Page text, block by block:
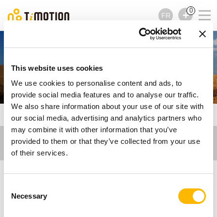
This website uses cookies
We use cookies to personalise content and ads, to
provide social media features and to analyse our traffic.
We also share information about your use of our site with
our social media, advertising and analytics partners who
may combine it with other information that you’ve
provided to them or that they’ve collected from your use
of their services.
Selection
Necessary
FR
0
batteuses
TiMOTION Industrial Motion Moissonneuses-batteuses
Actionneurs